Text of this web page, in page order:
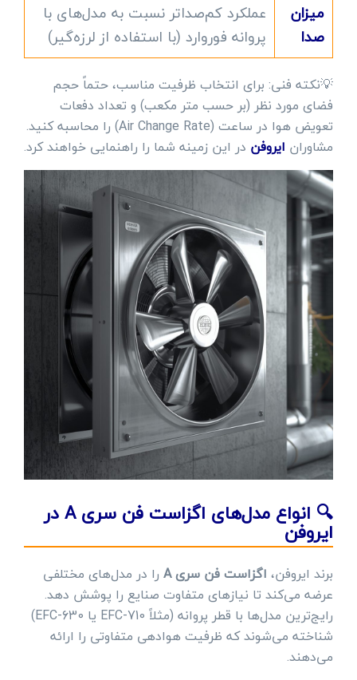
میزان
صدا
عملکرد کم‌صداتر نسبت به مدل‌های با
پروانه فوروارد (با استفاده از لرزه‌گیر)
💡نکته فنی: برای انتخاب ظرفیت مناسب، حتماً حجم
فضای مورد نظر (بر حسب متر مکعب) و تعداد دفعات
تعویض هوا در ساعت (Air Change Rate) را محاسبه کنید.
مشاوران ایروفن در این زمینه شما را راهنمایی خواهند کرد.
🔍 انواع مدل‌های اگزاست فن سری A در
ایروفن
برند ایروفن، اگزاست فن سری A را در مدل‌های مختلفی
عرضه می‌کند تا نیازهای متفاوت صنایع را پوشش دهد.
رایج‌ترین مدل‌ها با قطر پروانه (مثلاً EFC-710 یا EFC-630)
شناخته می‌شوند که ظرفیت هوادهی متفاوتی را ارائه
می‌دهند.